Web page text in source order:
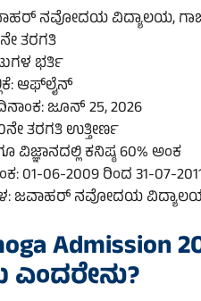
ನವೋದಯ ವಿದ್ಯಾಲಯ,
ತರಗತಿ
ಭರ್ತಿ
ಆಫ್‌ಲೈನ್
ಜೂನ್ 25, 2026
ತರಗತಿ ಉತ್ತೀರ್ಣ
ವಿಜ್ಞಾನದಲ್ಲಿ ಕನಿಷ್ಠ 60% ಅಂಕ
01-06-2009 ರಿಂದ 31-07-
ಜವಾಹರ್ ನವೋದಯ